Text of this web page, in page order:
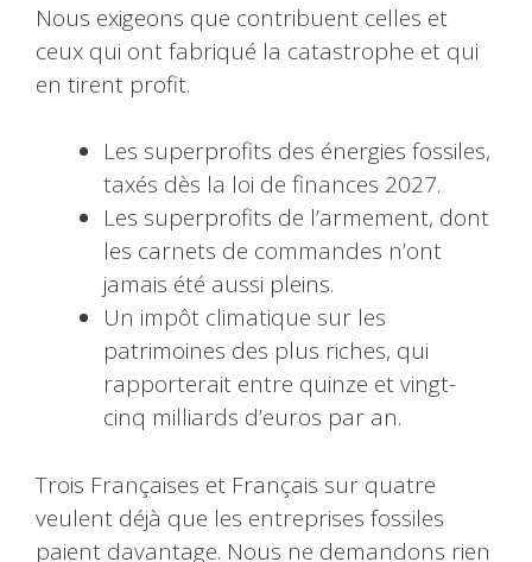
Nous exigeons que contribuent celles et
ceux qui ont fabriqué la catastrophe et qui
en tirent profit.
Les superprofits des énergies fossiles,
taxés dès la loi de finances 2027.
Les superprofits de l’armement, dont
les carnets de commandes n’ont
jamais été aussi pleins.
Un impôt climatique sur les
patrimoines des plus riches, qui
rapporterait entre quinze et vingt-
cinq milliards d’euros par an.
Trois Françaises et Français sur quatre
veulent déjà que les entreprises fossiles
paient davantage. Nous ne demandons rien